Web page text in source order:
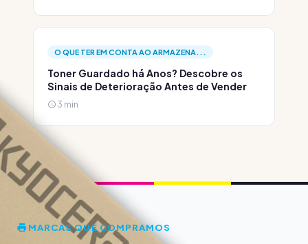
O QUE TER EM CONTA AO ARMAZENA...
Toner Guardado há Anos? Descobre os
Sinais de Deterioração Antes de Vender
3 min
MARCAS QUE COMPRAMOS